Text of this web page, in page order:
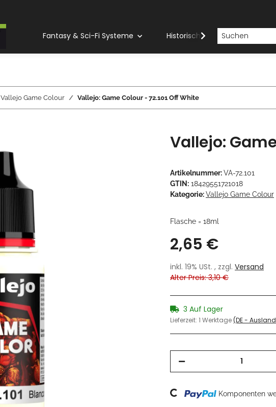
Fantasy & Sci-Fi Systeme Historische Systeme
Vallejo Game Colour Vallejo: Game Colour - 72.101 Off White
Vallejo:
Artikelnummer:VA-72.101
GTIN: 18429551721018
Kategorie:Vallejo Game Colour
Flasche = 18ml
2,65 €
inkl. 19% USt. , zzgl. Versand
Alter Preis: 3,10 €
3 Auf Lager
Lieferzeit: 1 Werktage(DE -
Loading... Komponenten